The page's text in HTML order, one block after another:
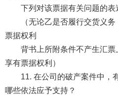
下列对该票据有关问题的表
（无论乙是否履行交货义
票据权利
背书上所附条件不产生汇
享有票据权利）
11. 在公司的破产案件中，
哪些依法应予支持？